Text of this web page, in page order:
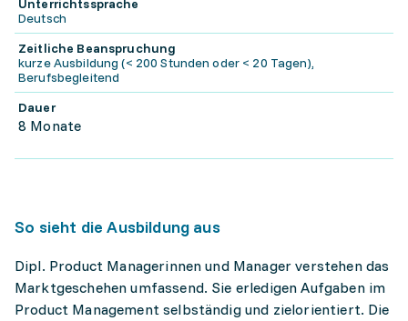
Unterrichtssprache
Deutsch
Zeitliche Beanspruchung
kurze Ausbildung (< 200 Stunden oder < 20 Tagen),
Berufsbegleitend
Dauer
8 Monate
So sieht die Ausbildung aus
Dipl. Product Managerinnen und Manager verstehen das
Marktgeschehen umfassend. Sie erledigen Aufgaben im
Product Management selbständig und zielorientiert. Die